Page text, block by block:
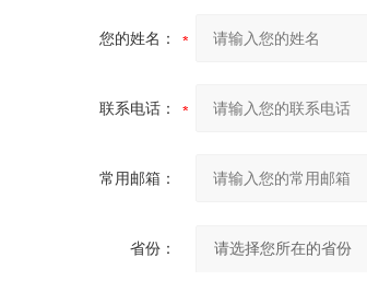
您的姓名：
联系电话：
常用邮箱：
省份：